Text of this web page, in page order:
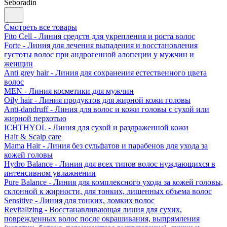
Seboradin
Смотреть все товары
Fito Cell - Линия средств для укрепления и роста волос
Forte - Линия для лечения выпадения и восстановления
густоты волос при андрогенной алопеции у мужчин и
женщин
Anti grey hair - Линия для сохранения естественного цвета
волос
MEN - Линия косметики для мужчин
Oily hair - Линия продуктов для жирной кожи головы
Anti-dandruff - Линия для волос и кожи головы с сухой или
жирной перхотью
ICHTHYOL - Линия для сухой и раздраженной кожи
Hair & Scalp care
Mama Hair - Линия без сульфатов и парабенов для ухода за
кожей головы
Hydro Balance - Линия для всех типов волос нуждающихся в
интенсивном увлажнении
Pure Balance - Линия для комплексного ухода за кожей головы,
склонной к жирности, для тонких, лишенных объема волос
Sensitive - Линия для тонких, ломких волос
Revitalizing - Восстанавливающая линия для сухих,
поврежденных волос после окрашивания, выпрямления